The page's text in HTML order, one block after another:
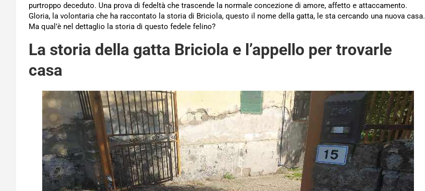
purtroppo deceduto. Una prova di fedeltà che trascende la normale concezione di amore, affetto e attaccamento.
Gloria, la volontaria che ha raccontato la storia di Briciola, questo il nome della gatta, le sta cercando una nuova casa.
Ma qual’è nel dettaglio la storia di questo fedele felino?
La storia della gatta Briciola e l’appello per trovarle
casa